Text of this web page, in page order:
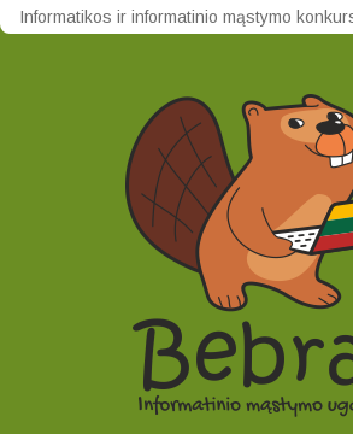
Informatikos ir informatinio mąstymo